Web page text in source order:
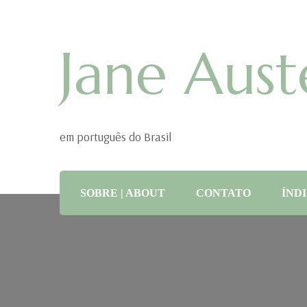
Jane
em português do Brasil
SOBRE | ABOUT CONTATO